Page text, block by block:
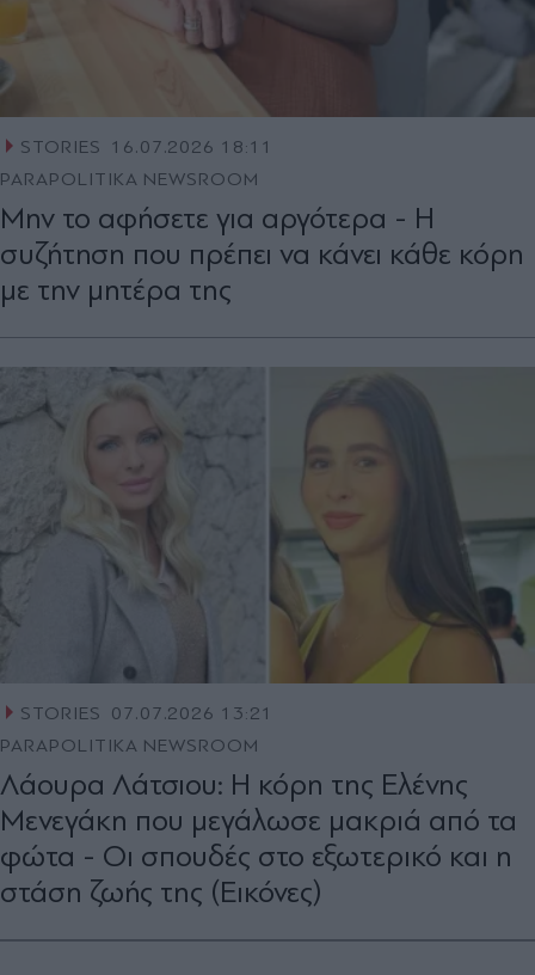
STORIES
16.07.2026 18:11
PARAPOLITIKA NEWSROOM
Μην το αφήσετε για αργότερα - Η
συζήτηση που πρέπει να κάνει κάθε κόρη
με την μητέρα της
STORIES
07.07.2026 13:21
PARAPOLITIKA NEWSROOM
Λάουρα Λάτσιου: Η κόρη της Ελένης
Μενεγάκη που μεγάλωσε μακριά από τα
φώτα - Οι σπουδές στο εξωτερικό και η
στάση ζωής της (Εικόνες)